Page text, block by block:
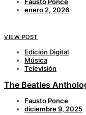
Fausto Ponce
enero 2, 2026
VIEW POST
Edición Digital
Música
Televisión
The Beatles
Fausto Ponce
diciembre 9, 2025